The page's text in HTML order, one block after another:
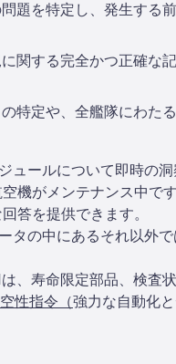
題を特定し、発生する
関する完全かつ正確な
特定や、全艦隊にわた
ュールについて即時の
機がメンテナンス中で
答を提供できます。
の中にあるそれ以外
、寿命限定部品、検査
性指令（強力な自動化